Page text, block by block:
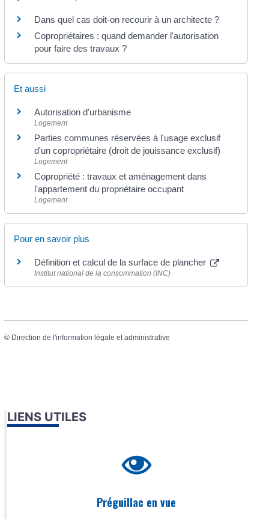
Dans quel cas doit-on recourir à un architecte ?
Copropriétaires : quand demander l'autorisation
pour faire des travaux ?
Et aussi
Autorisation d'urbanisme
Logement
Parties communes réservées à l'usage exclusif
d'un copropriétaire (droit de jouissance exclusif)
Logement
Copropriété : travaux et aménagement dans
l'appartement du propriétaire occupant
Logement
Pour en savoir plus
Définition et calcul de la surface de plancher
Institut national de la consommation (INC)
© Direction de l'information légale et administrative
LIENS UTILES
Préguillac en vue